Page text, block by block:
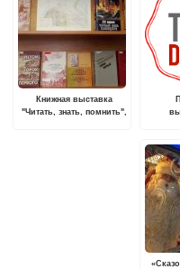
Книжная выставка
"Читать, знать, помнить",